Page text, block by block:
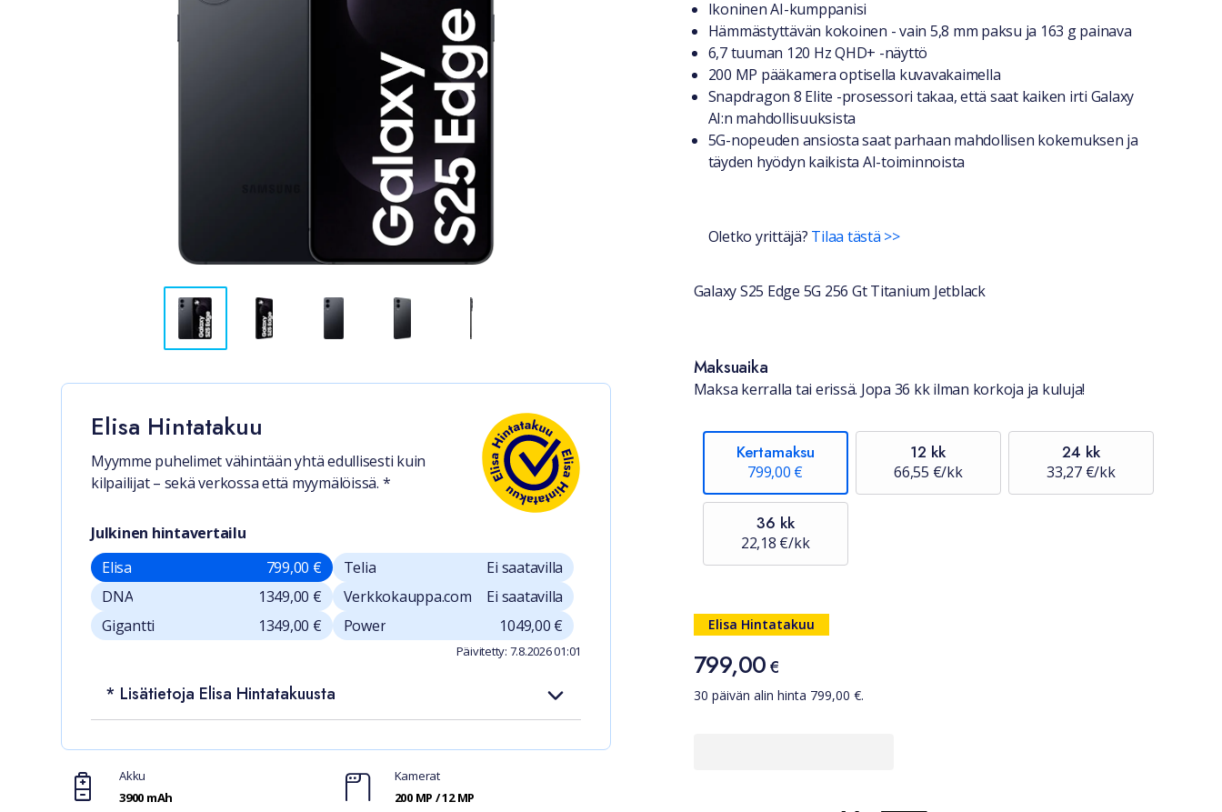
Elisa Hintatakuu
Myymme puhelimet vähintään yhtä edullisesti kuin
kilpailijat – sekä verkossa että myymälöissä. *
Julkinen hintavertailu
Elisa
799,00 € Telia
Ei saatavilla
DNA
1349,00 € Verkkokauppa.com
Ei saatavilla
Gigantti
1349,00 € Power 1049,00 €
Päivitetty: 7.8.2026 01:01
* Lisätietoja Elisa Hintatakuusta
Ominaisuudet
Akku
3900 mAh
Kamerat
200 MP / 12 MP
Ikoninen AI-kumppanisi
Hämmästyttävän kokoinen - vain 5,8 mm paksu ja 163 g painava
6,7 tuuman 120 Hz QHD+ -näyttö
200 MP pääkamera optisella kuvavakaimella
Snapdragon 8 Elite -prosessori takaa, että saat kaiken irti Galaxy
AI:n mahdollisuuksista
5G-nopeuden ansiosta saat parhaan mahdollisen kokemuksen ja
täyden hyödyn kaikista AI-toiminnoista
Oletko yrittäjä? Tilaa tästä >>
Galaxy S25 Edge 5G 256 Gt Titanium Jetblack
Maksuaika
Maksa kerralla tai erissä. Jopa 36 kk ilman korkoja ja kuluja!
Kertamaksu
799,00 €
12 kk
66,55 €/kk
24 kk
33,27 €/kk
36 kk
22,18 €/kk
Hinta
Elisa Hintatakuu
799,00 €
799,00 €
30 päivän alin hinta 799,00 €.